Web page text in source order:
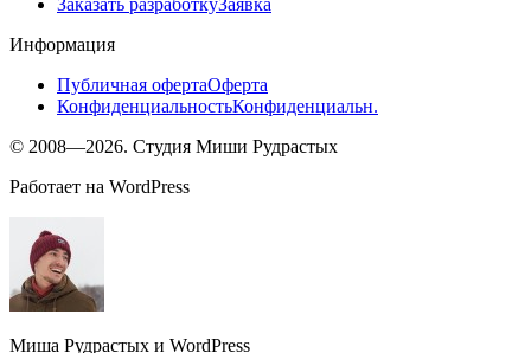
Заказать разработкуЗаявка
Информация
Публичная офертаОферта
КонфиденциальностьКонфиденциальн.
© 2008—2026. Студия Миши Рудрастых
Работает на WordPress
Миша Рудрастых и WordPress